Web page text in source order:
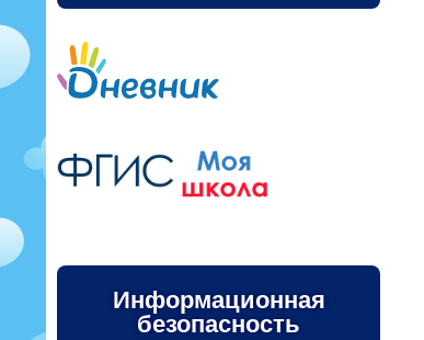
Информационная
безопасность